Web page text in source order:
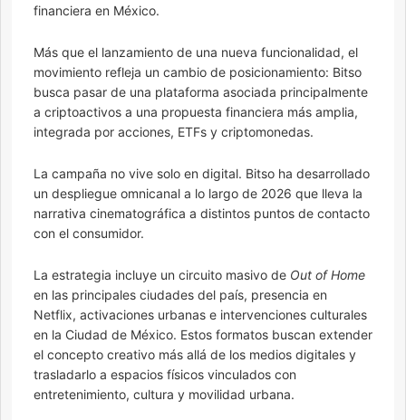
financiera en México.
Más que el lanzamiento de una nueva funcionalidad, el
movimiento refleja un cambio de posicionamiento: Bitso
busca pasar de una plataforma asociada principalmente
a criptoactivos a una propuesta financiera más amplia,
integrada por acciones, ETFs y criptomonedas.
La campaña no vive solo en digital. Bitso ha desarrollado
un despliegue omnicanal a lo largo de 2026 que lleva la
narrativa cinematográfica a distintos puntos de contacto
con el consumidor.
La estrategia incluye un circuito masivo de Out of Home
en las principales ciudades del país, presencia en
Netflix, activaciones urbanas e intervenciones culturales
en la Ciudad de México. Estos formatos buscan extender
el concepto creativo más allá de los medios digitales y
trasladarlo a espacios físicos vinculados con
entretenimiento, cultura y movilidad urbana.